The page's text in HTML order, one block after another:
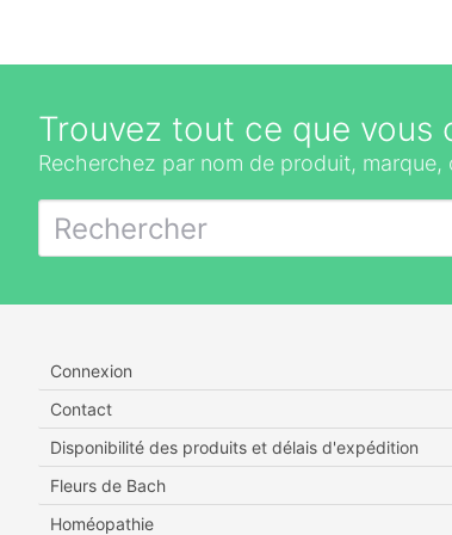
Trouvez tout ce que vous
Recherchez par nom de produit,
Connexion
Contact
Disponibilité des produits et délais d'expédition
Fleurs de Bach
Homéopathie